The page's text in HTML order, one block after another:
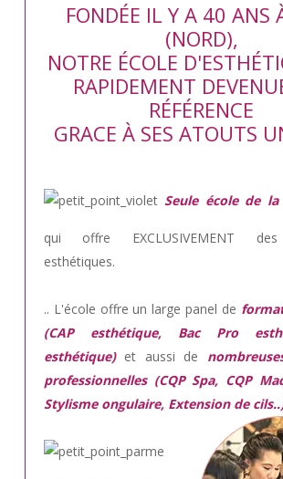
FONDÉE IL Y A 40 ANS
(NORD),
NOTRE ÉCOLE
RAPIDEMENT
RÉFÉRENCE
GRACE À SES ATOUTS
Seule école de
qui offre EXCLUSIVEMENT des formations
esthétiques.
.. L'école offre un large panel de
(CAP esthétique, Bac Pro
esthétique) et aussi de
professionnelles (CQP Spa, CQP
Stylisme ongulaire, Extension de